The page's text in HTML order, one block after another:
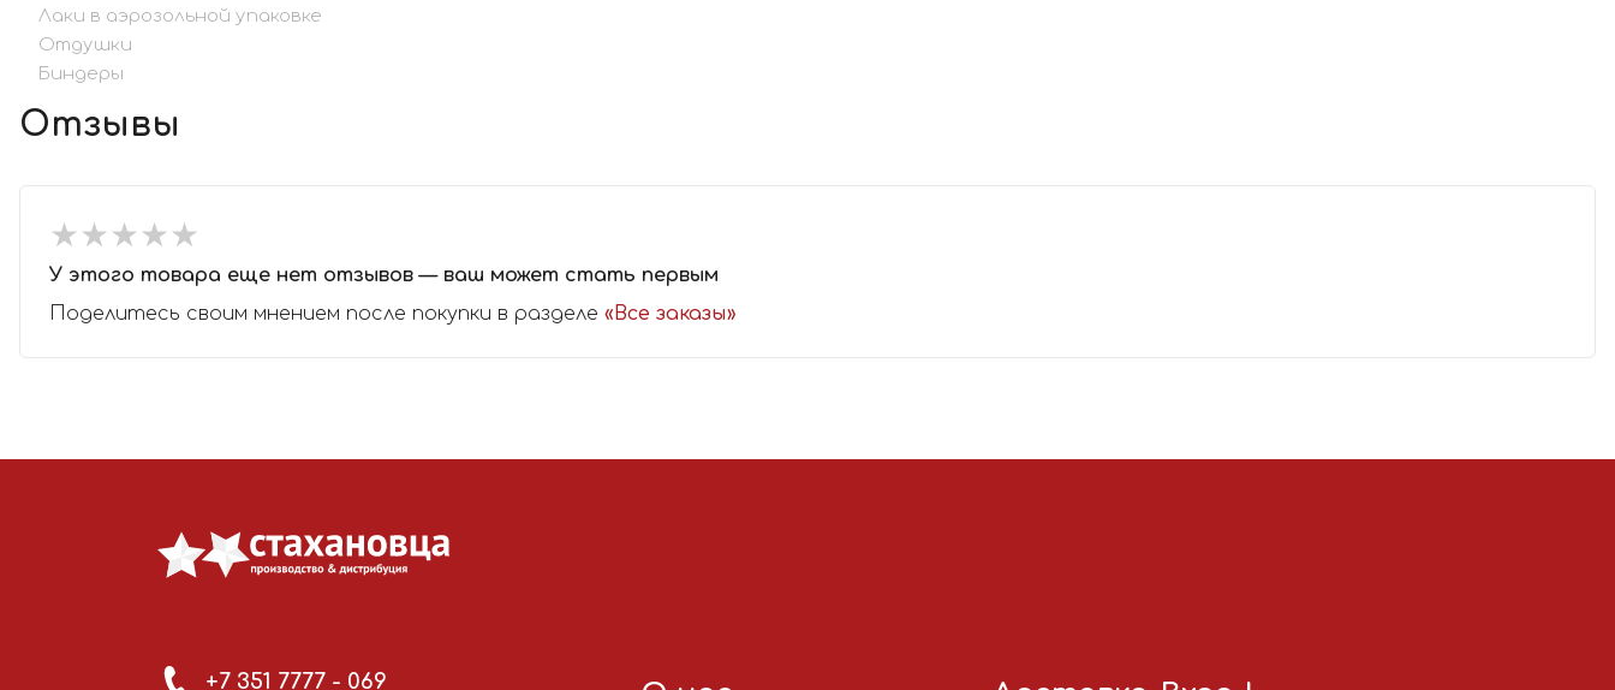
Лаки в аэрозольной упаковке
Отдушки
Биндеры
Отзывы
★★★★★
★★★★★
У этого товара еще нет отзывов — ваш может стать первым
Поделитесь своим мнением после покупки в разделе «Все заказы»
+7 351 7777 - 069